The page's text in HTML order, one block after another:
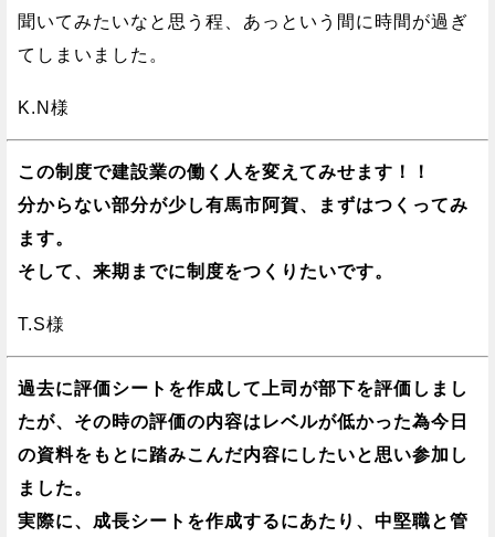
聞いてみたいなと思う程、あっという間に時間が過ぎ
てしまいました。
K.N様
この制度で建設業の働く人を変えてみせます！！
分からない部分が少し有馬市阿賀、まずはつくってみ
ます。
そして、来期までに制度をつくりたいです。
T.S様
過去に評価シートを作成して上司が部下を評価しまし
たが、その時の評価の内容はレベルが低かった為今日
の資料をもとに踏みこんだ内容にしたいと思い参加し
ました。
実際に、成長シートを作成するにあたり、中堅職と管